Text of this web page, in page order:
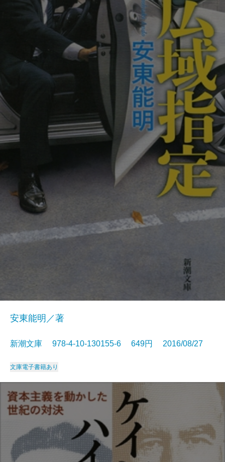
安東能明／著
新潮文庫 978-4-10-130155-6 649円 2016/08/27
文庫電子書籍あり